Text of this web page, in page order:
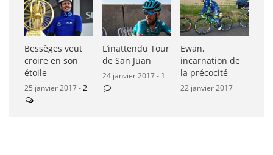
Bessèges veut
croire en son
étoile
25 janvier 2017 -2
L’inattendu Tour
de San Juan
24 janvier 2017 - 1
Ewan,
incarnation de
la précocité
22 janvier 2017